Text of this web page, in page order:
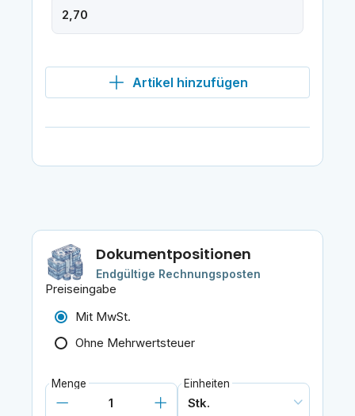
Artikel hinzufügen
Dokumentpositionen
Endgültige Rechnungsposten
Preiseingabe
Mit MwSt.
Ohne Mehrwertsteuer
Menge Einheiten